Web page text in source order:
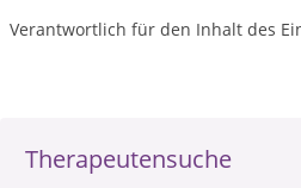
Therapeutensuche
Verantwortlich für den Inhalt des